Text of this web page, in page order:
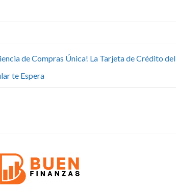
de Compras Única! La Tarjeta de Crédito del
te Espera